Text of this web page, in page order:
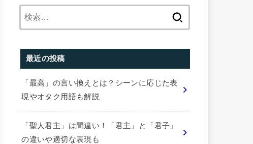
最近の投稿
「最高」の言い換えとは？シーンに応じた表
現やオタク用語も解説
「聖人君主」は間違い！「君主」と「君子」
の違いや適切な表現も